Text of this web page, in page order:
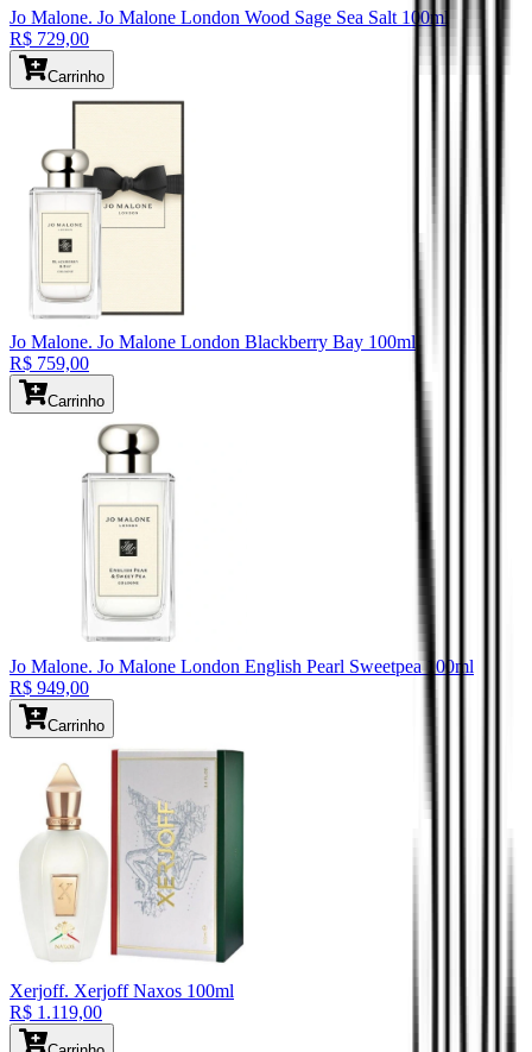
Jo Malone. Jo Malone London Wood Sage Sea Salt 100ml
R$ 729,00
Carrinho
Jo Malone. Jo Malone London Blackberry Bay 100ml
R$ 759,00
Carrinho
Jo Malone. Jo Malone London English Pearl Sweetpea 100ml
R$ 949,00
Carrinho
Xerjoff. Xerjoff Naxos 100ml
R$ 1.119,00